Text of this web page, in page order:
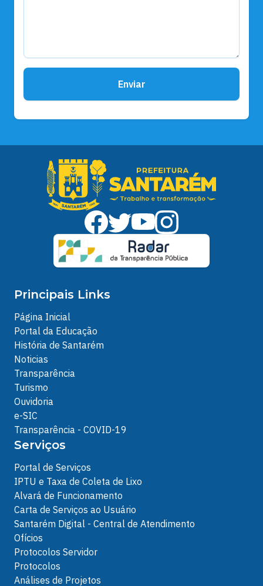
Enviar
Principais Links
Página Inicial
Portal da Educação
História de Santarém
Noticias
Transparência
Turismo
Ouvidoria
e-SIC
Transparência - COVID-19
Serviços
Portal de Serviços
IPTU e Taxa de Coleta de Lixo
Alvará de Funcionamento
Carta de Serviços ao Usuário
Santarém Digital - Central de Atendimento
Ofícios
Protocolos Servidor
Protocolos
Análises de Projetos